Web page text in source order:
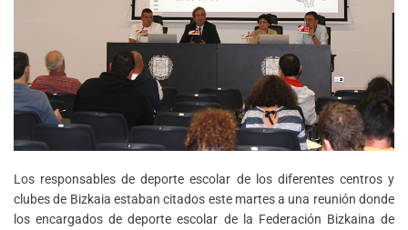
Los responsables de deporte escolar de los diferentes centros y
clubes de Bizkaia estaban citados este martes a una reunión donde
los encargados de deporte escolar de la Federación Bizkaina de